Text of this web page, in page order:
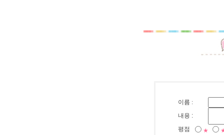
이름 :
내용 :
평점
★